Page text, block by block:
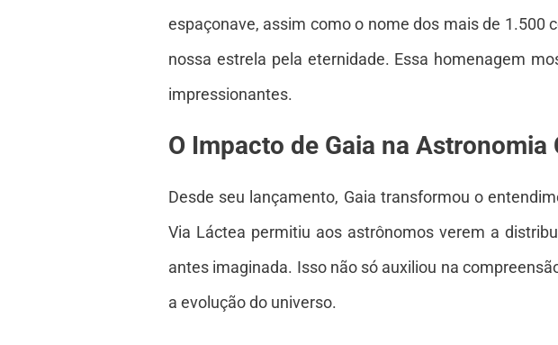
espaçonave, assim como o nome dos mais de 1.500
nossa estrela pela eternidade. Essa homenagem
impressionantes.
O Impacto de Gaia na Astronomia
Desde seu lançamento, Gaia transformou o
Via Láctea permitiu aos astrônomos verem a
antes imaginada. Isso não só auxiliou na
a evolução do universo.